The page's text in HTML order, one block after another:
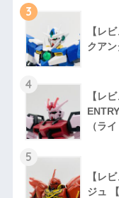
3
【レ
クアン
4
【レ
（ラ
5
【レ
ジュ